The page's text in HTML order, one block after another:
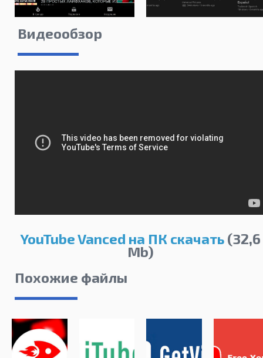
Видеообзор
YouTube Vanced на ПК скачать(32,6
Mb)
Похожие файлы